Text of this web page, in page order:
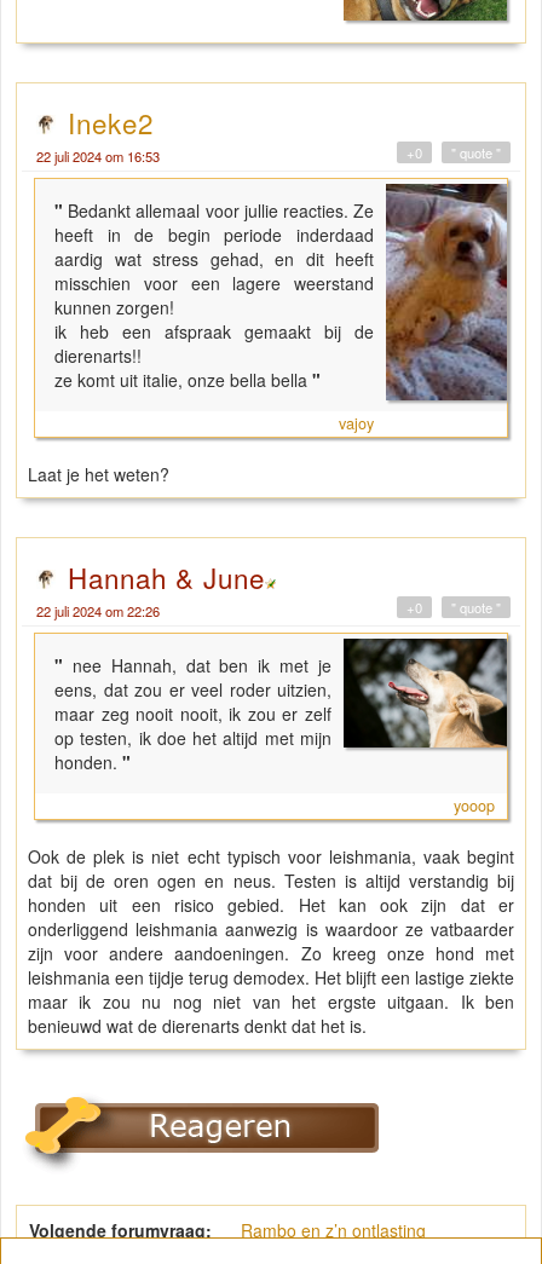
Ineke2
22 juli 2024 om 16:53 " quote "
+0
" Bedankt allemaal voor jullie reacties. Ze
heeft in de begin periode inderdaad
aardig wat stress gehad, en dit heeft
misschien voor een lagere weerstand
kunnen zorgen!
ik heb een afspraak gemaakt bij de
dierenarts!!
ze komt uit italie, onze bella bella "
vajoy
Laat je het weten?
Hannah & June
22 juli 2024 om 22:26 " quote "
+0
" nee Hannah, dat ben ik met je
eens, dat zou er veel roder uitzien,
maar zeg nooit nooit, ik zou er zelf
op testen, ik doe het altijd met mijn
honden. "
yooop
Ook de plek is niet echt typisch voor leishmania, vaak begint
dat bij de oren ogen en neus. Testen is altijd verstandig bij
honden uit een risico gebied. Het kan ook zijn dat er
onderliggend leishmania aanwezig is waardoor ze vatbaarder
zijn voor andere aandoeningen. Zo kreeg onze hond met
leishmania een tijdje terug demodex. Het blijft een lastige ziekte
maar ik zou nu nog niet van het ergste uitgaan. Ik ben
benieuwd wat de dierenarts denkt dat het is.
Volgende forumvraag:
Rambo en z’n ontlasting